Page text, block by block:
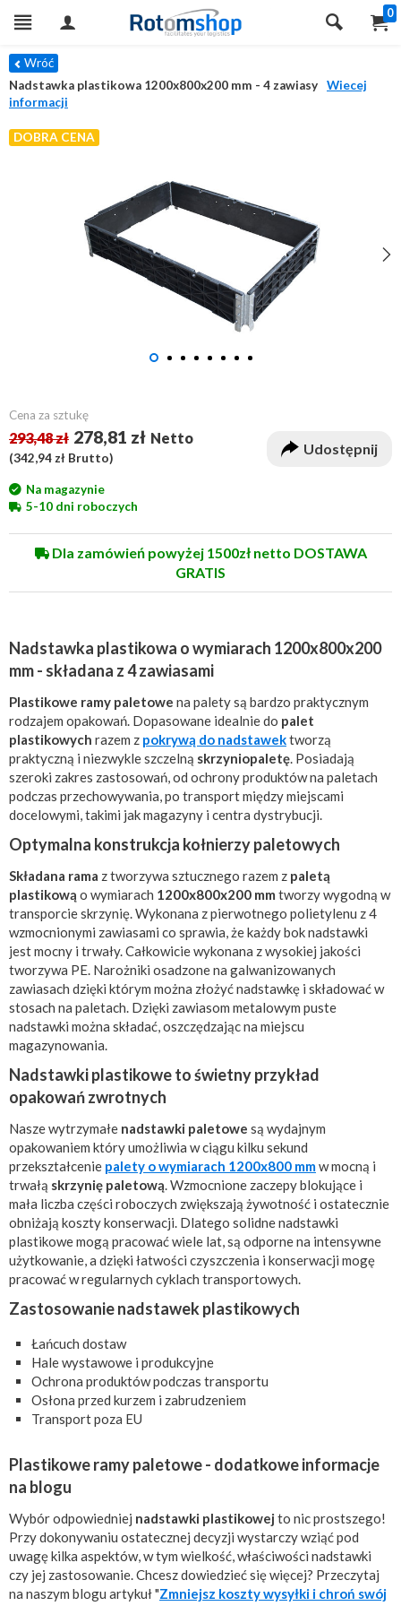
0
Wróć
Nadstawka plastikowa 1200x800x200 mm - 4 zawiasy
Wiecej
informacji
DOBRA CENA
Cena za sztukę
293,48 zł 278,81 zł Netto
(342,94 zł Brutto)
Udostępnij
Na magazynie
5-10 dni roboczych
Dla zamówień powyżej 1500zł netto DOSTAWA
GRATIS
Nadstawka plastikowa o wymiarach 1200x800x200
mm - składana z 4 zawiasami
Plastikowe ramy paletowe na palety są bardzo praktycznym
rodzajem opakowań. Dopasowane idealnie do palet
plastikowych razem z pokrywą do nadstawektworzą
praktyczną i niezwykle szczelną skrzyniopaletę. Posiadają
szeroki zakres zastosowań, od ochrony produktów na paletach
podczas przechowywania, po transport między miejscami
docelowymi, takimi jak magazyny i centra dystrybucji.
Optymalna konstrukcja kołnierzy paletowych
Składana rama z tworzywa sztucznego razem z paletą
plastikową o wymiarach 1200x800x200 mm tworzy wygodną w
transporcie skrzynię. Wykonana z pierwotnego polietylenu z 4
wzmocnionymi zawiasami co sprawia, że ​​każdy bok nadstawki
jest mocny i trwały. Całkowicie wykonana z wysokiej jakości
tworzywa PE. Narożniki osadzone na galwanizowanych
zawiasach dzięki którym można złożyć nadstawkę i składować w
stosach na paletach. Dzięki zawiasom metalowym puste
nadstawki można składać, oszczędzając na miejscu
magazynowania.
Nadstawki plastikowe to świetny przykład
opakowań zwrotnych
Nasze wytrzymałe nadstawki paletowe są wydajnym
opakowaniem który umożliwia w ciągu kilku sekund
przekształcenie palety o wymiarach 1200x800 mmw mocną i
trwałą skrzynię paletową. Wzmocnione zaczepy blokujące i
mała liczba części roboczych zwiększają żywotność i ostatecznie
obniżają koszty konserwacji. Dlatego solidne nadstawki
plastikowe mogą pracować wiele lat, są odporne na intensywne
użytkowanie, a dzięki łatwości czyszczenia i konserwacji mogę
pracować w regularnych cyklach transportowych.
Zastosowanie nadstawek plastikowych
Łańcuch dostaw
Hale wystawowe i produkcyjne
Ochrona produktów podczas transportu
Osłona przed kurzem i zabrudzeniem
Transport poza EU
Plastikowe ramy paletowe - dodatkowe informacje
na blogu
Wybór odpowiedniej nadstawki plastikowej to nic prostszego!
Przy dokonywaniu ostatecznej decyzji wystarczy wziąć pod
uwagę kilka aspektów, w tym wielkość, właściwości nadstawki
czy jej zastosowanie. Chcesz dowiedzieć się więcej? Przeczytaj
na naszym blogu artykuł "Zmniejsz koszty wysyłki i chroń swój